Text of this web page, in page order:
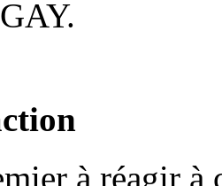
à réagir à